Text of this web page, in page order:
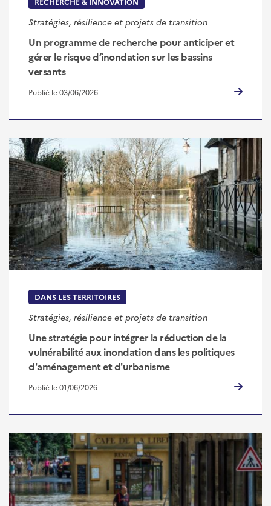
Stratégies, résilience et projets de transition
Un programme de recherche pour anticiper et
gérer le risque d’inondation sur les bassins
versants
Publié le 03/06/2026
DANS LES TERRITOIRES
Stratégies, résilience et projets de transition
Une stratégie pour intégrer la réduction de la
vulnérabilité aux inondation dans les politiques
d'aménagement et d'urbanisme
Publié le 01/06/2026